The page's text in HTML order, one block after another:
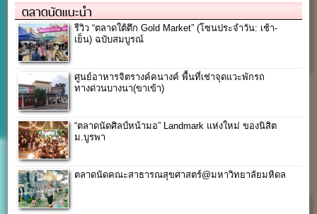
ตลาดนัดแนะนำ
รีวิว “ตลาดใต้ตึก Gold Market” (โซนประจำวัน: เช้า-
เย็น) ฉบับสมบูรณ์
ศูนย์อาหารจิตรางค์คนางค์ พื้นที่เช่าจุดแวะพักรถ
ทางด่วนบางนา(ขาเข้า)
“ตลาดนัดศิลป์หน้ามอ” Landmark แห่งใหม่ ของนิสิต
ม.บูรพา
ตลาดนัดคณะสาธารณสุขศาสตร์@มหาวิทยาลัยมหิดล